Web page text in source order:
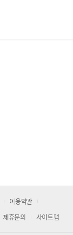
이용약관
제휴문의 사이트맵